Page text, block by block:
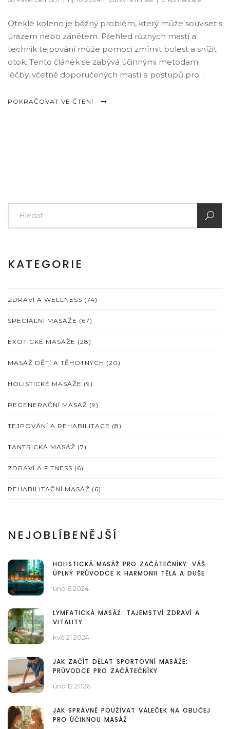
Oteklé koleno je běžný problém, který může souviset s
úrazem nebo zánětem. Přehled různých mastí a
technik tejpování může pomoci zmírnit bolest a snížit
otok. Tento článek se zabývá účinnými metodami
léčby, včetně doporučených mastí a postupů pro
usnadňují každodenní pohyb. Zaměřujeme se na
POKRAČOVAT VE ČTENÍ
KATEGORIE
ZDRAVÍ A WELLNESS (74)
SPECIÁLNÍ MASÁŽE (67)
EXOTICKÉ MASÁŽE (28)
MASÁŽ DĚTÍ A TĚHOTNÝCH (20)
HOLISTICKÉ MASÁŽE (9)
REGENERAČNÍ MASÁŽ (9)
TEJPOVÁNÍ A REHABILITACE (8)
TANTRICKÁ MASÁŽ (7)
ZDRAVÍ A FITNESS (6)
REHABILITAČNÍ MASÁŽ (6)
NEJOBLÍBENĚJŠÍ
HOLISTICKÁ MASÁŽ PRO ZAČÁTEČNÍKY: VÁŠ
ÚPLNÝ PRŮVODCE K HARMONII TĚLA A DUŠE
úno 6 2024
LYMFATICKÁ MASÁŽ: TAJEMSTVÍ ZDRAVÍ A
VITALITY
kvě 21 2024
JAK ZAČÍT DĚLAT SPORTOVNÍ MASÁŽE:
PRŮVODCE PRO ZAČÁTEČNÍKY
úno 12 2026
JAK SPRÁVNĚ POUŽÍVAT VÁLEČEK NA OBLIČEJ
PRO ÚČINNOU MASÁŽ